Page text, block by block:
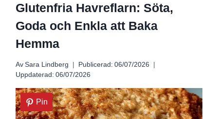
Glutenfria Havreflarn: Söta,
Goda och Enkla att Baka
Hemma
Av Sara Lindberg Publicerad: 06/07/2026
Uppdaterad: 06/07/2026
Pin